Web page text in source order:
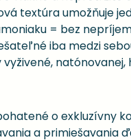
textúra umožňuje
= bez
iba medzi
vyživené,
o exkluzívny
a primiešavania